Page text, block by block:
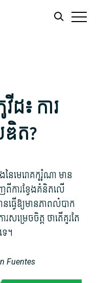
ដ៖ ការ
ឌិត?
ៃ​មេរោគ​កូរ៉ូណា មាន​
ការ​ខ្វែងគំនិត​លើ​
ធ្វើ​ឱ្យ​មាន​ភាព​លំបាក​
រេច​ចិត្ត ថា​តើ​គួរតែ​
េ។
Fuentes